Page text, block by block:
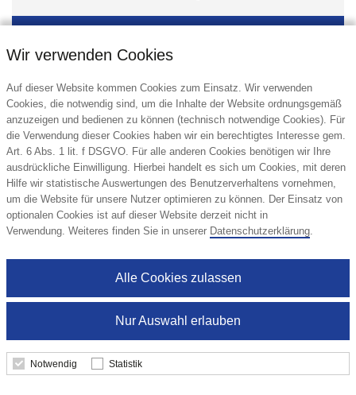
Wir verwenden Cookies
Auf dieser Website kommen Cookies zum Einsatz. Wir verwenden
Cookies, die notwendig sind, um die Inhalte der Website ordnungsgemäß
anzuzeigen und bedienen zu können (technisch notwendige Cookies). Für
die Verwendung dieser Cookies haben wir ein berechtigtes Interesse gem.
Art. 6 Abs. 1 lit. f DSGVO. Für alle anderen Cookies benötigen wir Ihre
ausdrückliche Einwilligung. Hierbei handelt es sich um Cookies, mit deren
Hilfe wir statistische Auswertungen des Benutzerverhaltens vornehmen,
um die Website für unsere Nutzer optimieren zu können. Der Einsatz von
optionalen Cookies ist auf dieser Website derzeit nicht in
Verwendung. Weiteres finden Sie in unserer Datenschutzerklärung.
Nur Auswahl erlauben
Alle Cookies zulassen
Notwendig Statistik